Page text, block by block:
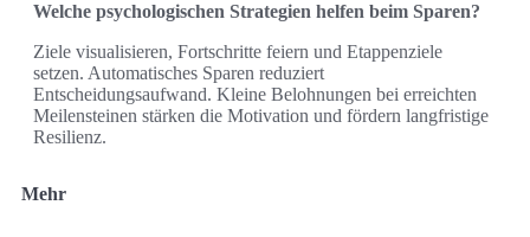
Welche psychologischen Strategien helfen beim Sparen?
Ziele visualisieren, Fortschritte feiern und Etappenziele
setzen. Automatisches Sparen reduziert
Entscheidungsaufwand. Kleine Belohnungen bei erreichten
Meilensteinen stärken die Motivation und fördern langfristige
Resilienz.
Mehr